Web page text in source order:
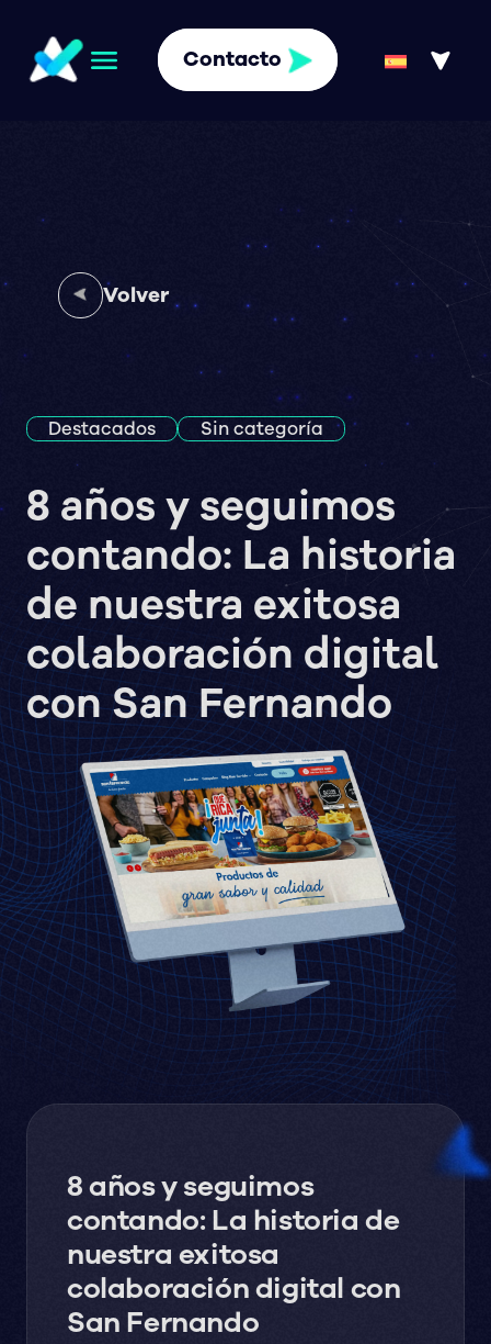
Contacto
Volver
Destacados Sin categoría
8 años y seguimos
contando: La historia
de nuestra exitosa
colaboración digital
con San Fernando
8 años y seguimos
contando: La historia de
nuestra exitosa
colaboración digital con
San Fernando